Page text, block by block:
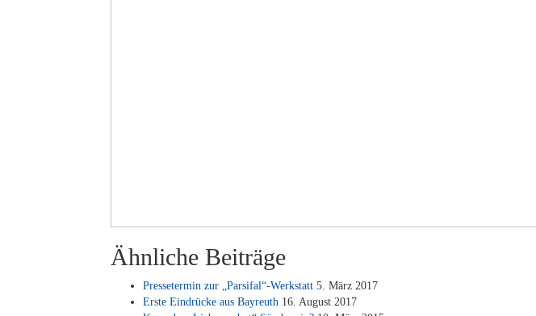
Ähnliche Beiträge
Pres­se­ter­min zur „Parsifal“-Werkstatt 5. März 2017
Ers­te Ein­drü­cke aus Bay­reuth 16. Au­gust 2017